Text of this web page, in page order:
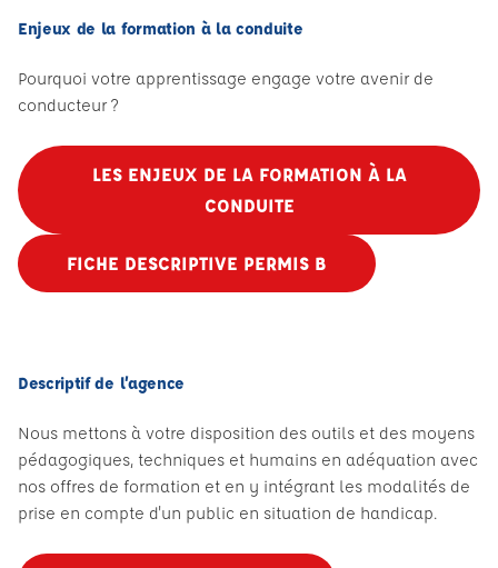
Enjeux de la formation à la conduite
Pourquoi votre apprentissage engage votre avenir de
conducteur ?
LES ENJEUX DE LA FORMATION À LA
CONDUITE
FICHE DESCRIPTIVE PERMIS B
Descriptif de l’agence
Nous mettons à votre disposition des outils et des moyens
pédagogiques, techniques et humains en adéquation avec
nos offres de formation et en y intégrant les modalités de
prise en compte d'un public en situation de handicap.